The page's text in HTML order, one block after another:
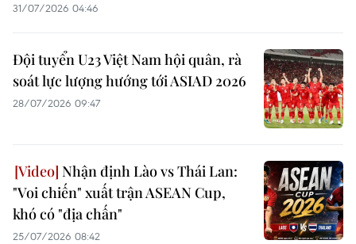
31/07/2026 04:46
Đội tuyển U23 Việt Nam hội quân, rà
soát lực lượng hướng tới ASIAD 2026
28/07/2026 09:47
Nhận định Lào vs Thái Lan:
"Voi chiến" xuất trận ASEAN Cup,
khó có "địa chấn"
25/07/2026 08:42